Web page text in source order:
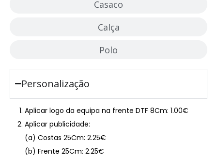
Casaco
Calça
Polo
Personalização
Aplicar logo da equipa na frente DTF 8Cm: 1.00€
Aplicar publicidade:
(a) Costas 25Cm: 2.25€
(b) Frente 25Cm: 2.25€